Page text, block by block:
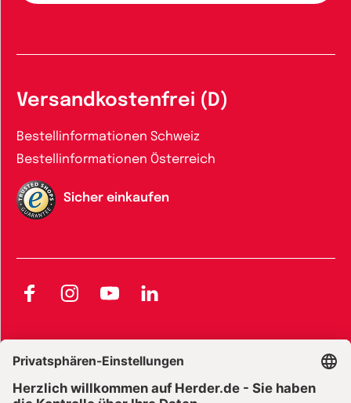
Versandkostenfrei (D)
Bestellinformationen Schweiz
Bestellinformationen Österreich
Sicher einkaufen
FacebookInstagramYouTubeLinkedIn
Widerrufsbelehrung E-Books
Widerrufsbelehrung Zeitschriften Datenschutz